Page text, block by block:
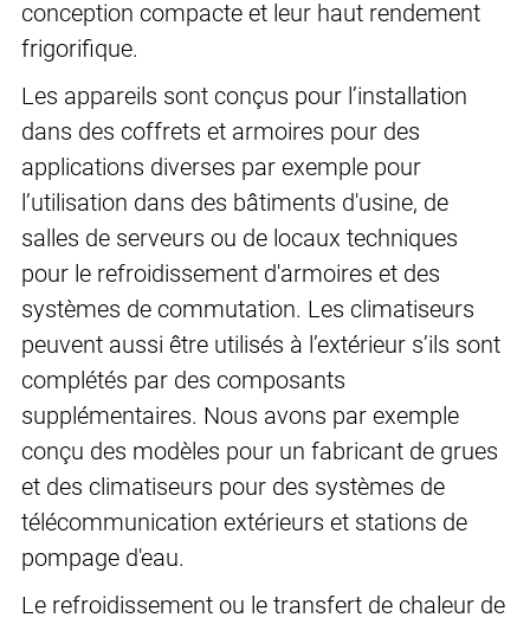
conception compacte et leur haut rendement
frigorifique.
Les appareils sont conçus pour l’installation
dans des coffrets et armoires pour des
applications diverses par exemple pour
l’utilisation dans des bâtiments d'usine, de
salles de serveurs ou de locaux techniques
pour le refroidissement d'armoires et des
systèmes de commutation. Les climatiseurs
peuvent aussi être utilisés à l’extérieur s’ils sont
complétés par des composants
supplémentaires. Nous avons par exemple
conçu des modèles pour un fabricant de grues
et des climatiseurs pour des systèmes de
télécommunication extérieurs et stations de
pompage d'eau.
Le refroidissement ou le transfert de chaleur de